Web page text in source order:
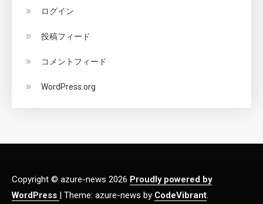
ログイン
投稿フィード
コメントフィード
WordPress.org
Copyright © azure-news 2026 Proudly powered by
WordPress | Theme: azure-news by CodeVibrant.